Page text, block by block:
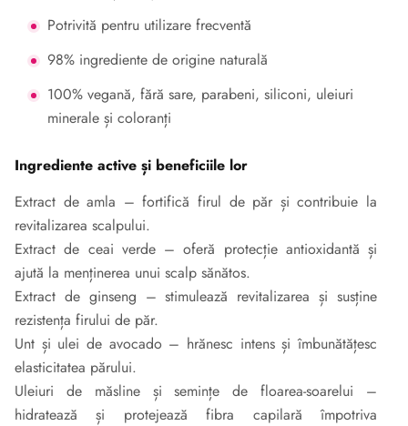
Potrivită pentru utilizare frecventă
98% ingrediente de origine naturală
100% vegană, fără sare, parabeni, siliconi, uleiuri
minerale și coloranți
Ingrediente active și beneficiile lor
Extract de amla – fortifică firul de păr și contribuie la
revitalizarea scalpului.
Extract de ceai verde – oferă protecție antioxidantă și
ajută la menținerea unui scalp sănătos.
Extract de ginseng – stimulează revitalizarea și susține
rezistența firului de păr.
Unt și ulei de avocado – hrănesc intens și îmbunătățesc
elasticitatea părului.
Uleiuri de măsline și semințe de floarea-soarelui –
hidratează și protejează fibra capilară împotriva